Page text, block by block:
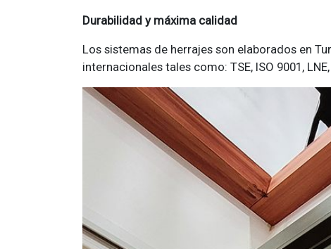
Durabilidad y máxima calidad
Los sistemas de herrajes son elaborados en
internacionales tales como: TSE, ISO 9001, LNE,